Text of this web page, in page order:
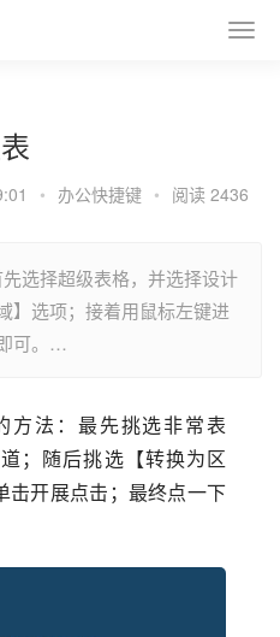
• 办公快捷键 • 阅读 2436
选择超级表格，并选择设计
】选项；接着用鼠标左键进
可。…
方法：最先挑选非常表
；随后挑选【转换为区
击开展点击；最终点一下